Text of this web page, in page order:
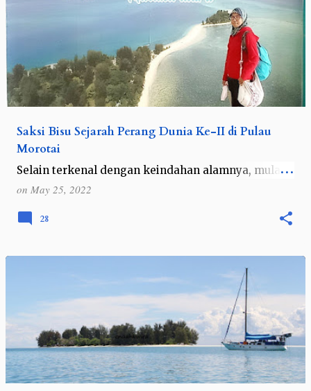
Saksi Bisu Sejarah Perang Dunia Ke-II di Pulau
Morotai
Selain terkenal dengan keindahan alamnya, mulai
dari bawah laut, pantai hingga hutannya, Kabupaten
Pulau Morotai ternyata juga terkenal dengan wisata
sejarahnya. Baca juga : Meng…
on May 25, 2022
28